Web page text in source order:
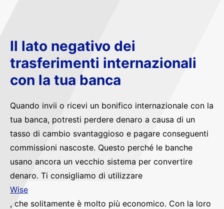
Il lato negativo dei
trasferimenti internazionali
con la tua banca
Quando invii o ricevi un bonifico internazionale con la
tua banca, potresti perdere denaro a causa di un
tasso di cambio svantaggioso e pagare conseguenti
commissioni nascoste. Questo perché le banche
usano ancora un vecchio sistema per convertire
denaro. Ti consigliamo di utilizzare
Wise
, che solitamente è molto più economico. Con la loro